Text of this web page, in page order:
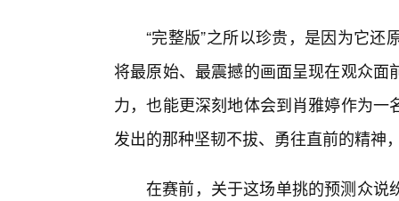
“完整版”之所以珍贵，是因为它
将最原始、最震撼的画面呈现在观众
力，也能更深刻地体会到肖雅婷作为
发出的那种坚韧不拔、勇往直前的精神
在赛前，关于这场单挑的预测众说